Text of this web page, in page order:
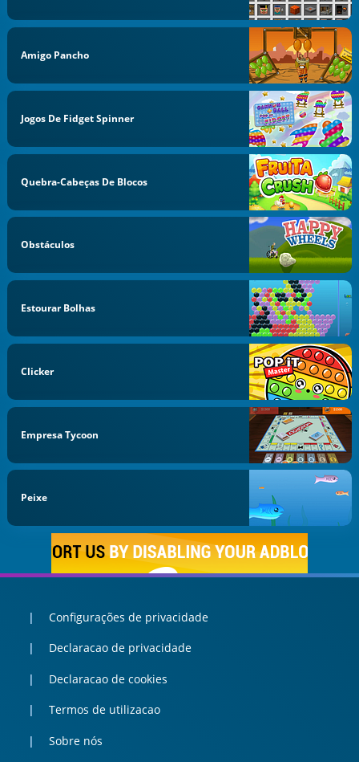
Amigo Pancho
Jogos De Fidget Spinner
Quebra-Cabeças De Blocos
Obstáculos
Estourar Bolhas
Clicker
Empresa Tycoon
Peixe
Configurações de privacidade
Declaracao de privacidade
Declaracao de cookies
Termos de utilizacao
Sobre nós